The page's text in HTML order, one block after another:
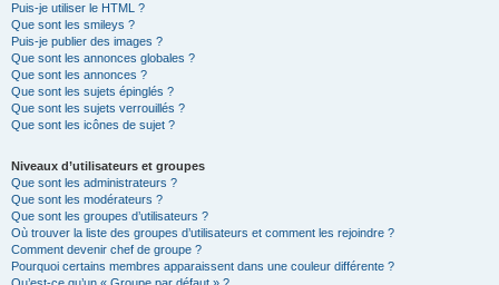
Puis-je utiliser le HTML ?
Que sont les smileys ?
Puis-je publier des images ?
Que sont les annonces globales ?
Que sont les annonces ?
Que sont les sujets épinglés ?
Que sont les sujets verrouillés ?
Que sont les icônes de sujet ?
Niveaux d’utilisateurs et groupes
Que sont les administrateurs ?
Que sont les modérateurs ?
Que sont les groupes d’utilisateurs ?
Où trouver la liste des groupes d’utilisateurs et comment les rejoindre ?
Comment devenir chef de groupe ?
Pourquoi certains membres apparaissent dans une couleur différente ?